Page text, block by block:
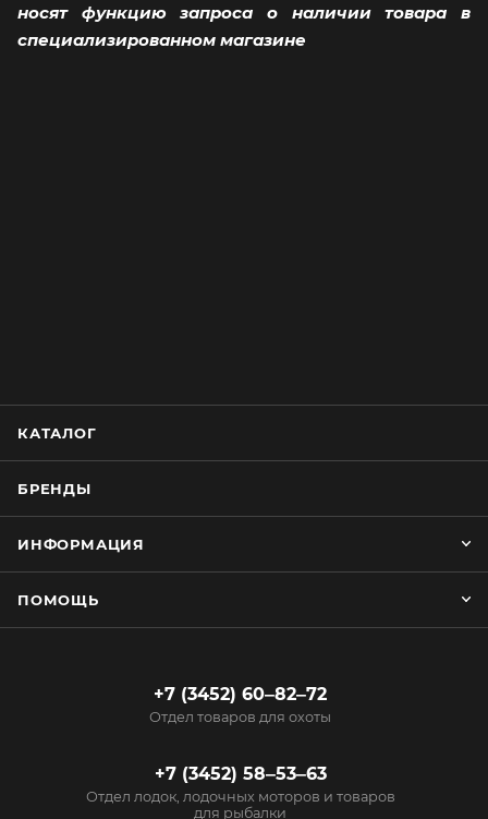
носят функцию запроса о наличии товара в
специализированном магазине
КАТАЛОГ
БРЕНДЫ
ИНФОРМАЦИЯ
ПОМОЩЬ
+7 (3452) 60‒82‒72
Отдел товаров для охоты
+7 (3452) 58‒53‒63
Отдел лодок, лодочных моторов и товаров
для рыбалки